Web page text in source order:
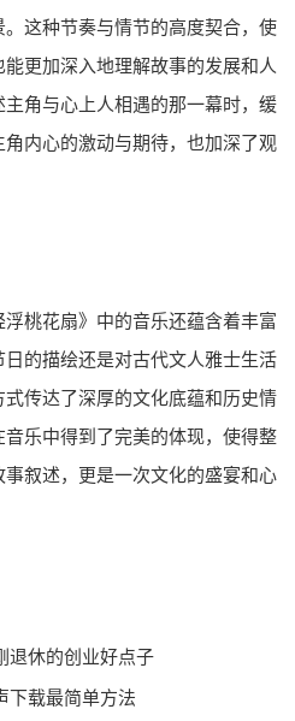
这种节奏与情节的高度契合，使
更加深入地理解故事的发展和人
角与心上人相遇的那一幕时，缓
内心的激动与期待，也加深了观
桃花扇》中的音乐还蕴含着丰富
的描绘还是对古代文人雅士生活
传达了深厚的文化底蕴和历史情
乐中得到了完美的体现，使得整
叙述，更是一次文化的盛宴和心
退休的创业好点子
下载最简单方法